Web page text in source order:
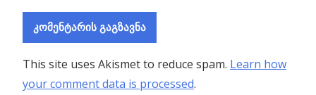
This site uses Akismet to reduce spam. Learn how
your comment data is processed.